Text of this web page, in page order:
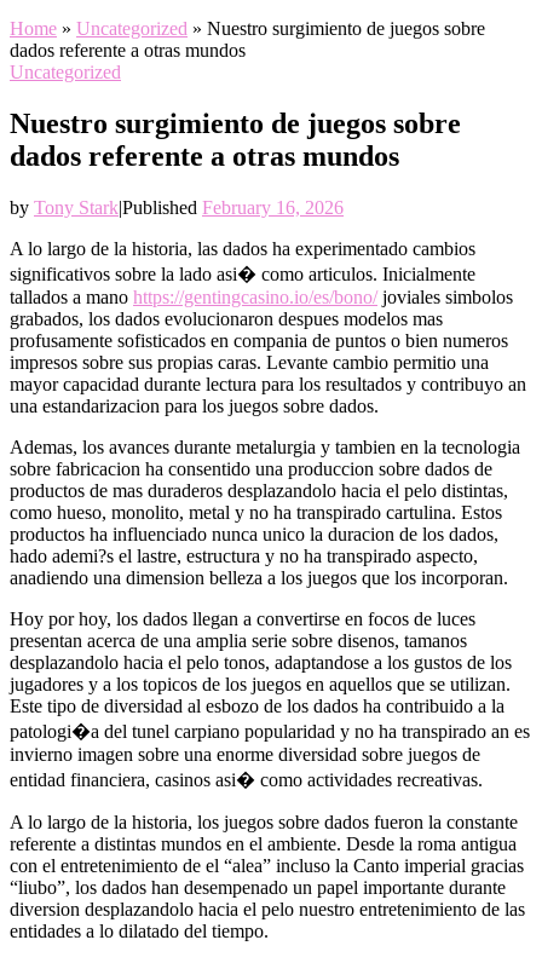
Home » Uncategorized » Nuestro surgimiento de juegos sobre
dados referente a otras mundos
Uncategorized
Nuestro surgimiento de juegos sobre
dados referente a otras mundos
by Tony Stark|Published February 16, 2026
A lo largo de la historia, las dados ha experimentado cambios
significativos sobre la lado asi� como articulos. Inicialmente
tallados a mano https://gentingcasino.io/es/bono/joviales simbolos
grabados, los dados evolucionaron despues modelos mas
profusamente sofisticados en compania de puntos o bien numeros
impresos sobre sus propias caras. Levante cambio permitio una
mayor capacidad durante lectura para los resultados y contribuyo an
una estandarizacion para los juegos sobre dados.
Ademas, los avances durante metalurgia y tambien en la tecnologia
sobre fabricacion ha consentido una produccion sobre dados de
productos de mas duraderos desplazandolo hacia el pelo distintas,
como hueso, monolito, metal y no ha transpirado cartulina. Estos
productos ha influenciado nunca unico la duracion de los dados,
hado ademi?s el lastre, estructura y no ha transpirado aspecto,
anadiendo una dimension belleza a los juegos que los incorporan.
Hoy por hoy, los dados llegan a convertirse en focos de luces
presentan acerca de una amplia serie sobre disenos, tamanos
desplazandolo hacia el pelo tonos, adaptandose a los gustos de los
jugadores y a los topicos de los juegos en aquellos que se utilizan.
Este tipo de diversidad al esbozo de los dados ha contribuido a la
patologi�a del tunel carpiano popularidad y no ha transpirado an es
invierno imagen sobre una enorme diversidad sobre juegos de
entidad financiera, casinos asi� como actividades recreativas.
A lo largo de la historia, los juegos sobre dados fueron la constante
referente a distintas mundos en el ambiente. Desde la roma antigua
con el entretenimiento de el “alea” incluso la Canto imperial gracias
“liubo”, los dados han desempenado un papel importante durante
diversion desplazandolo hacia el pelo nuestro entretenimiento de las
entidades a lo dilatado del tiempo.